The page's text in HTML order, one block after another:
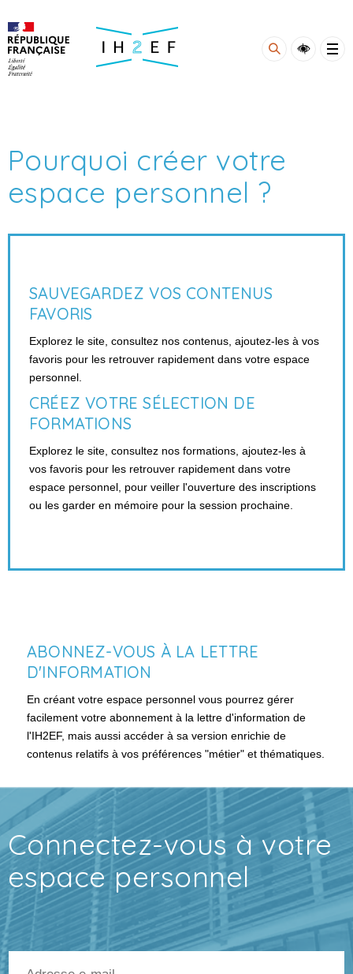
Pourquoi créer votre
espace personnel ?
SAUVEGARDEZ VOS CONTENUS
FAVORIS
Explorez le site, consultez nos contenus, ajoutez-les à vos
favoris pour les retrouver rapidement dans votre espace
personnel.
CRÉEZ VOTRE SÉLECTION DE
FORMATIONS
Explorez le site, consultez nos formations, ajoutez-les à
vos favoris pour les retrouver rapidement dans votre
espace personnel, pour veiller l'ouverture des inscriptions
ou les garder en mémoire pour la session prochaine.
ABONNEZ-VOUS À LA LETTRE
D'INFORMATION
En créant votre espace personnel vous pourrez gérer
facilement votre abonnement à la lettre d'information de
l'IH2EF, mais aussi accéder à sa version enrichie de
contenus relatifs à vos préférences "métier" et thématiques.
Connectez-vous à votre
espace personnel